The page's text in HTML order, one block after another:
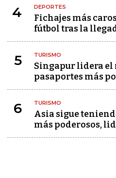
4 DEPORTES
Fichajes más
fútbol tras la
5 TURISMO
Singapur lidera el
pasaportes más
6 TURISMO
Asia sigue
más poderosos,